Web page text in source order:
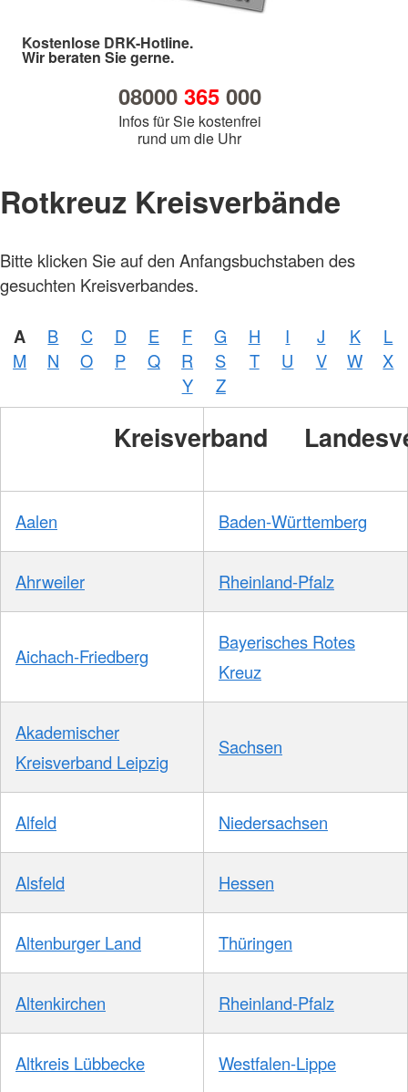
Kostenlose DRK-Hotline.
Wir beraten Sie gerne.
08000 365000
Infos für Sie kostenfrei
rund um die Uhr
Rotkreuz Kreisverbände
Bitte klicken Sie auf den Anfangsbuchstaben des
gesuchten Kreisverbandes.
A B C D E F G H I J K
L
M
N O P Q R S T U V W
X
Y
Z
Kreisverband
Aalen Baden-Württemberg
Ahrweiler Rheinland-Pfalz
Aichach-Friedberg
Bayerisches Rotes
Kreuz
Akademischer
Kreisverband Leipzig
Sachsen
Alfeld Niedersachsen
Alsfeld Hessen
Altenburger Land Thüringen
Altenkirchen Rheinland-Pfalz
Altkreis Lübbecke Westfalen-Lippe